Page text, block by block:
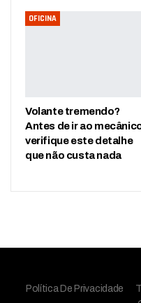
OFICINA
Volante tremendo?
Antes de ir ao
verifique este detalhe
que não custa nada
Política De Privacidade